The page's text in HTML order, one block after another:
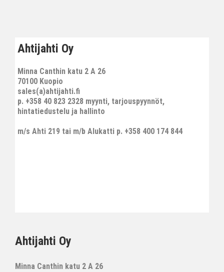
Ahtijahti Oy
Minna Canthin katu 2 A 26
70100 Kuopio
sales(a)ahtijahti.fi
p. +358 40 823 2328 myynti, tarjouspyynnöt,
hintatiedustelu ja hallinto
m/s Ahti 219 tai m/b Alukatti p. +358 400 174 844
Ahtijahti Oy
Minna Canthin katu 2 A 26